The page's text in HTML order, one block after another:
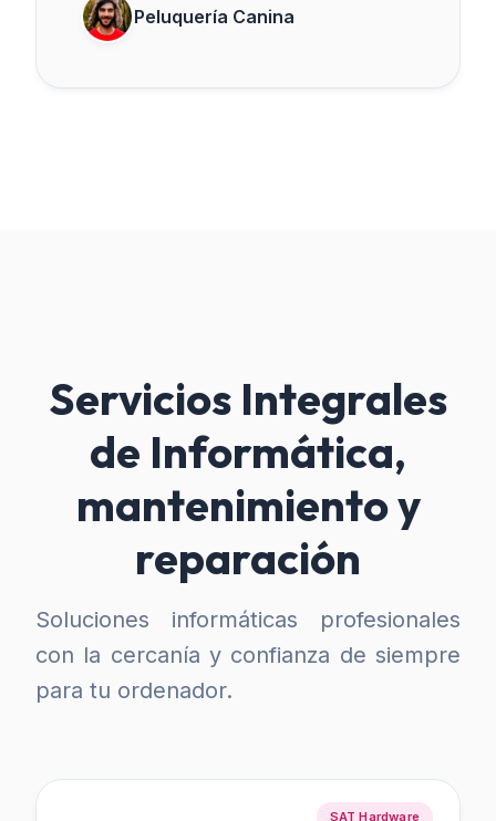
Peluquería Canina
Servicios Integrales
de Informática,
mantenimiento y
reparación
Soluciones informáticas profesionales
con la cercanía y confianza de siempre
para tu ordenador.
SAT Hardware